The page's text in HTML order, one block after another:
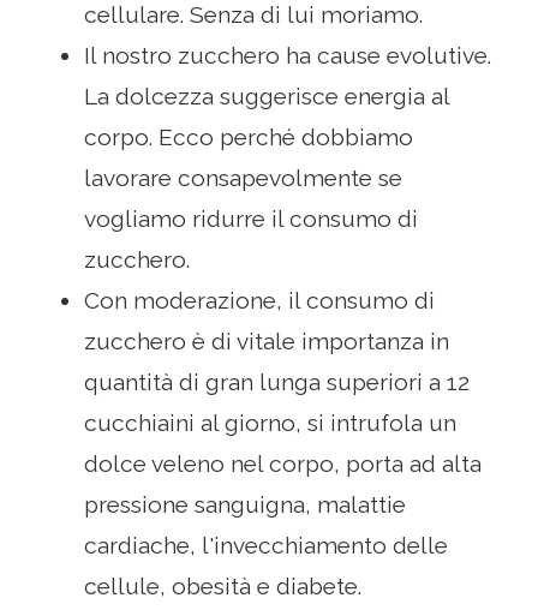
cellulare. Senza di lui moriamo.
Il nostro zucchero ha cause evolutive.
La dolcezza suggerisce energia al
corpo. Ecco perché dobbiamo
lavorare consapevolmente se
vogliamo ridurre il consumo di
zucchero.
Con moderazione, il consumo di
zucchero è di vitale importanza in
quantità di gran lunga superiori a 12
cucchiaini al giorno, si intrufola un
dolce veleno nel corpo, porta ad alta
pressione sanguigna, malattie
cardiache, l'invecchiamento delle
cellule, obesità e diabete.